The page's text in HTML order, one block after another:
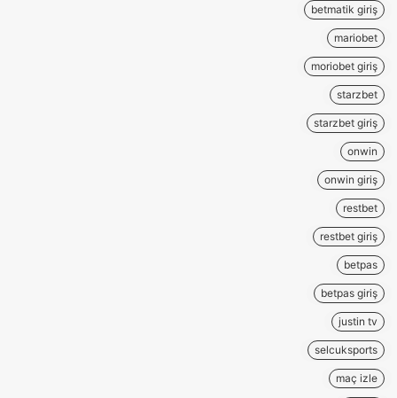
betmatik giriş
mariobet
moriobet giriş
starzbet
starzbet giriş
onwin
onwin giriş
restbet
restbet giriş
betpas
betpas giriş
justin tv
selcuksports
maç izle